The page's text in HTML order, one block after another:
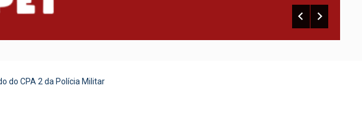
do CPA 2 da Polícia Militar